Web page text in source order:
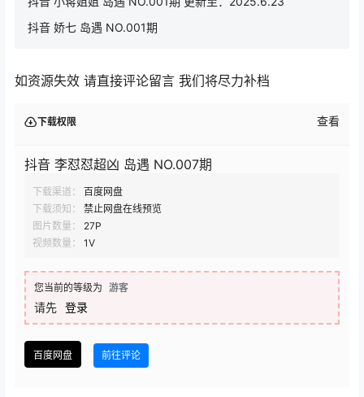
抖音 娇七 岛遇 NO.001期
如资源失效 请直接评论留言 我们将尽力补档
下载权限 查看
抖音 李怼怼超凶 岛遇 NO.007期
下载渠道：
百度网盘
下载须知：
禁止网盘在线预览
图片数量：
27P
视频数量：
1V
您当前的等级为 游客
请先 登录
百度网盘 前往评论